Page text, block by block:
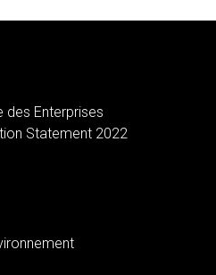
des Enterprises
Statement 2022